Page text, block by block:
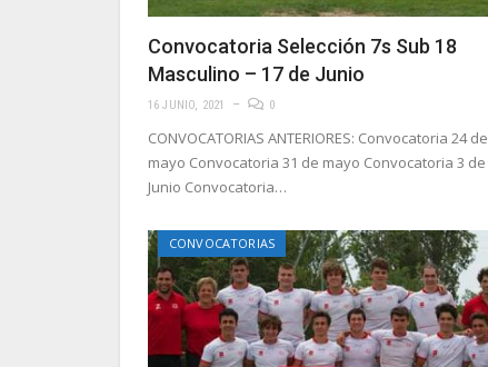
Convocatoria Selección 7s Sub 18
Masculino – 17 de Junio
16 JUNIO, 2021 0
CONVOCATORIAS ANTERIORES: Convocatoria 24 de
mayo Convocatoria 31 de mayo Convocatoria 3 de
Junio Convocatoria…
CONVOCATORIAS